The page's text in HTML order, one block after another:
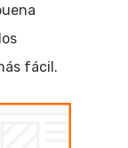
fácil.